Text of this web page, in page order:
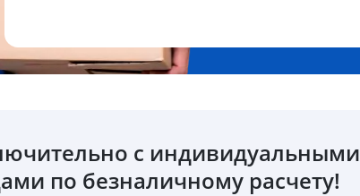
с индивидуальными
по безналичному расчету!